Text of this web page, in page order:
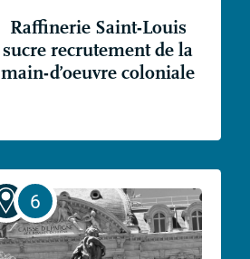
Raffinerie Saint-Louis
sucre recrutement de la
main-d’oeuvre coloniale